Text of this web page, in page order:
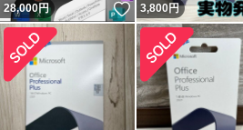
28,000円 いいね！
3,800円